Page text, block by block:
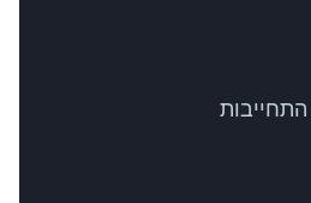
התחייבות